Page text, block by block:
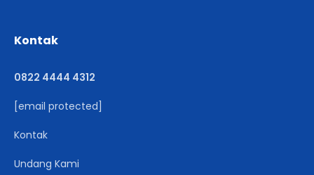
Kontak
0822 4444 4312
[email protected]
Kontak
Undang Kami